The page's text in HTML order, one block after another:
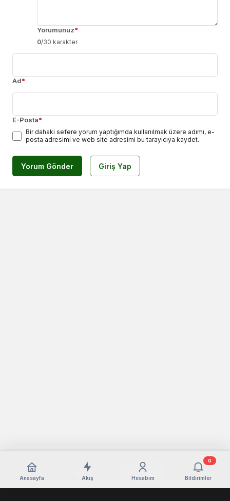
Yorumunuz*
0/30 karakter
Ad*
E-Posta*
Bir dahaki sefere yorum yaptığımda kullanılmak üzere adımı, e-
posta adresimi ve web site adresimi bu tarayıcıya kaydet.
Yorum Gönder Giriş Yap
Anasayfa Akış Hesabım Bildirimler
0